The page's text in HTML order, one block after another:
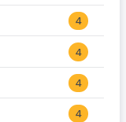
4
4
4
4